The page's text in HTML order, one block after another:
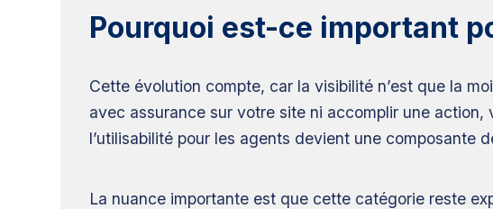
Pourquoi est-ce important
Cette évolution compte, car la visibilité n’est que la
avec assurance sur votre site ni accomplir une
l’utilisabilité pour les agents devient une composante
La nuance importante est que cette catégorie reste